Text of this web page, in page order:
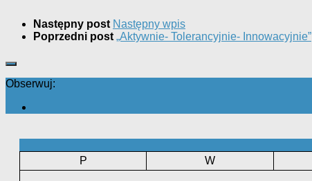
Następny post Następny wpis
Poprzedni post „Aktywnie- Tolerancyjnie- Innowacyjnie”
Obserwuj:
P
W